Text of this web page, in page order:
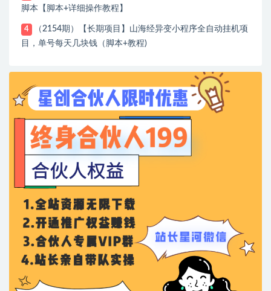
脚本【脚本+详细操作教程】
4
（2154期）【长期项目】山海经异变小程序全自动挂机项
目，单号每天几块钱（脚本+教程)